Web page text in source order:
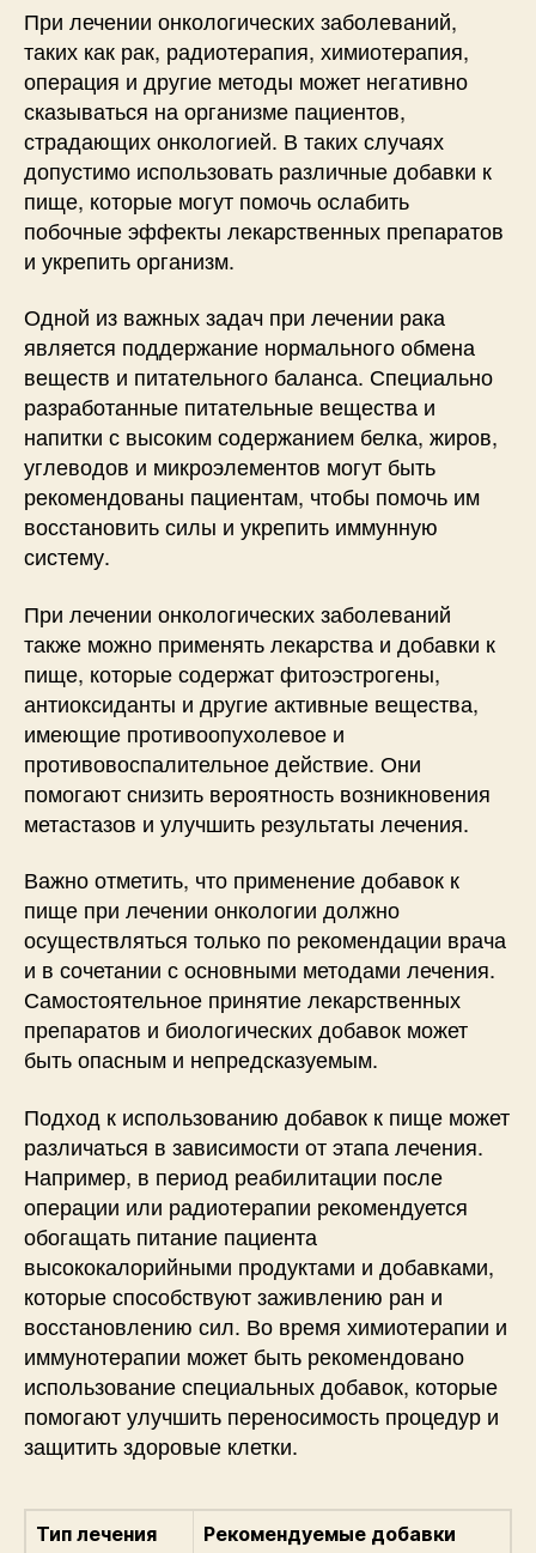
При лечении онкологических заболеваний,
таких как рак, радиотерапия, химиотерапия,
операция и другие методы может негативно
сказываться на организме пациентов,
страдающих онкологией. В таких случаях
допустимо использовать различные добавки к
пище, которые могут помочь ослабить
побочные эффекты лекарственных препаратов
и укрепить организм.
Одной из важных задач при лечении рака
является поддержание нормального обмена
веществ и питательного баланса. Специально
разработанные питательные вещества и
напитки с высоким содержанием белка, жиров,
углеводов и микроэлементов могут быть
рекомендованы пациентам, чтобы помочь им
восстановить силы и укрепить иммунную
систему.
При лечении онкологических заболеваний
также можно применять лекарства и добавки к
пище, которые содержат фитоэстрогены,
антиоксиданты и другие активные вещества,
имеющие противоопухолевое и
противовоспалительное действие. Они
помогают снизить вероятность возникновения
метастазов и улучшить результаты лечения.
Важно отметить, что применение добавок к
пище при лечении онкологии должно
осуществляться только по рекомендации врача
и в сочетании с основными методами лечения.
Самостоятельное принятие лекарственных
препаратов и биологических добавок может
быть опасным и непредсказуемым.
Подход к использованию добавок к пище может
различаться в зависимости от этапа лечения.
Например, в период реабилитации после
операции или радиотерапии рекомендуется
обогащать питание пациента
высококалорийными продуктами и добавками,
которые способствуют заживлению ран и
восстановлению сил. Во время химиотерапии и
иммунотерапии может быть рекомендовано
использование специальных добавок, которые
помогают улучшить переносимость процедур и
защитить здоровые клетки.
Тип лечения Рекомендуемые добавки